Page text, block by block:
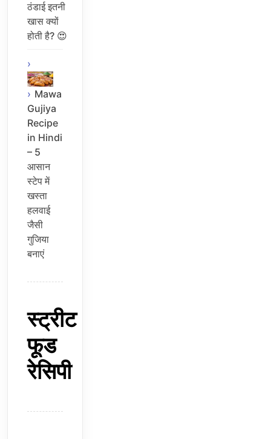
ठंडाई इतनी
खास क्यों
होती है? 😍
Mawa
Gujiya
Recipe
in Hindi
– 5
आसान
स्टेप में
खस्ता
हलवाई
जैसी
गुजिया
बनाएं
स्ट्रीट
फूड
रेसिपी